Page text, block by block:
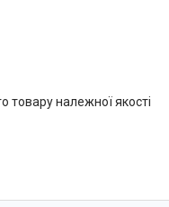
товару належної якості